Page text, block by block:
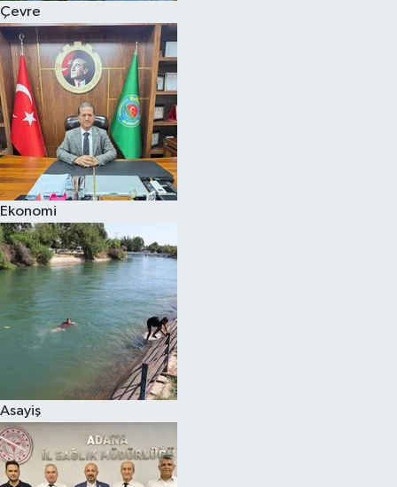
Çevre
Ekonomi
Asayiş